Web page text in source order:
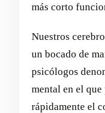
más corto
Nuestros
un bocado de
psicólogos
mental en el
rápidamente el